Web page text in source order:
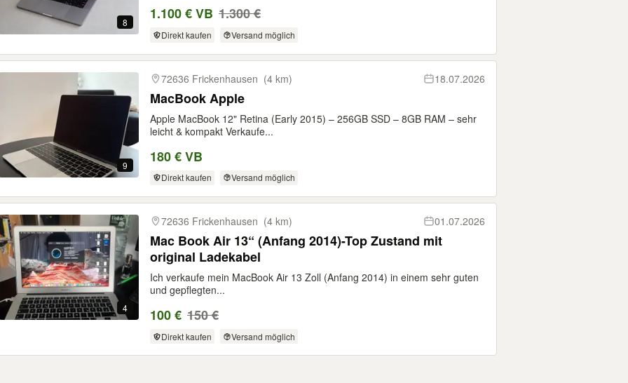
8 1.100 € VB 1.300 €
Direkt kaufen Versand möglich
9
72636 Frickenhausen (4 km) 18.07.2026
MacBook Apple
Apple MacBook 12" Retina (Early 2015) – 256GB SSD – 8GB RAM – sehr
leicht & kompakt Verkaufe...
180 € VB
Direkt kaufen Versand möglich
4
72636 Frickenhausen (4 km) 01.07.2026
Mac Book Air 13“ (Anfang 2014)-Top Zustand mit
original Ladekabel
Ich verkaufe mein MacBook Air 13 Zoll (Anfang 2014) in einem sehr guten
und gepflegten...
100 € 150 €
Direkt kaufen Versand möglich